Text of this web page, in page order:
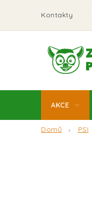
obsah
Kontakty
AKCE
Domů PSI